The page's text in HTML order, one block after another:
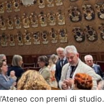
con premi di studio.